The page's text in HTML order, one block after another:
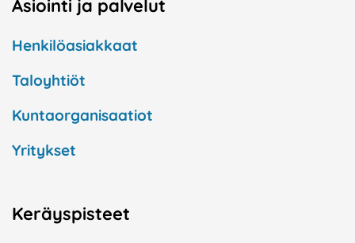
Asiointi ja palvelut
Henkilöasiakkaat
Taloyhtiöt
Kuntaorganisaatiot
Yritykset
Keräyspisteet